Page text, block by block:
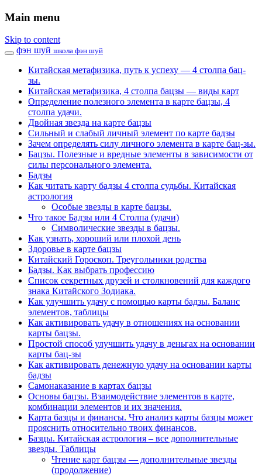
Main menu
Skip to content
фэн шуй школа фэн шуй
Китайская метафизика, путь к успеху — 4 столпа бац-
зы.
Китайская метафизика, 4 столпа бацзы — виды карт
Определение полезного элемента в карте бацзы, 4
столпа удачи.
Двойная звезда на карте бацзы
Сильный и слабый личный элемент по карте бадзы
Зачем определять силу личного элемента в карте бац-зы.
Бацзы. Полезные и вредные элементы в зависимости от
силы персонального элемента.
Бадзы
Как читать карту бадзы 4 столпа судьбы. Китайская
астрология
Особые звезды в карте бацзы.
Что такое Бадзы или 4 Столпа (удачи)
Символические звезды в бацзы.
Как узнать, хороший или плохой день
Здоровье в карте бацзы
Китайский Гороскоп. Треугольники родства
Бадзы. Как выбрать профессию
Список секретных друзей и cтолкновений для каждого
знака Китайского Зодиака.
Как улучшить удачу с помощью карты бадзы. Баланс
элементов, таблицы
Как активировать удачу в отношениях на основании
карты бацзы.
Простой способ улучшить удачу в деньгах на основании
карты бац-зы
Как активировать денежную удачу на основании карты
бадзы
Самонаказание в картах бацзы
Основы бацзы. Взаимодействие элементов в карте,
комбинации элементов и их значения.
Карта базцы и финансы. Что анализ карты базцы может
прояснить относительно твоих финансов.
Базцы. Китайская астрология – все дополнительные
звезды. Таблицы
Чтение карт бацзы — дополнительные звезды
(продолжение)